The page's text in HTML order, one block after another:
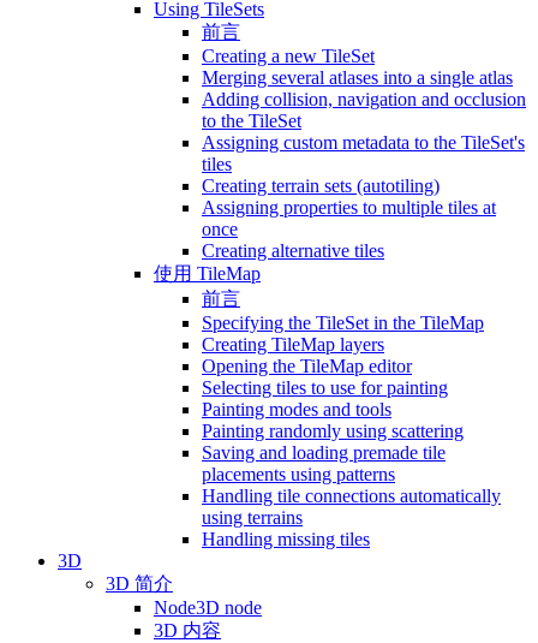
Using TileSets
前言
Creating a new TileSet
Merging several atlases into a single atlas
Adding collision, navigation and occlusion
to the TileSet
Assigning custom metadata to the TileSet's
tiles
Creating terrain sets (autotiling)
Assigning properties to multiple tiles at
once
Creating alternative tiles
使用 TileMap
前言
Specifying the TileSet in the TileMap
Creating TileMap layers
Opening the TileMap editor
Selecting tiles to use for painting
Painting modes and tools
Painting randomly using scattering
Saving and loading premade tile
placements using patterns
Handling tile connections automatically
using terrains
Handling missing tiles
3D
3D 简介
Node3D node
3D 内容